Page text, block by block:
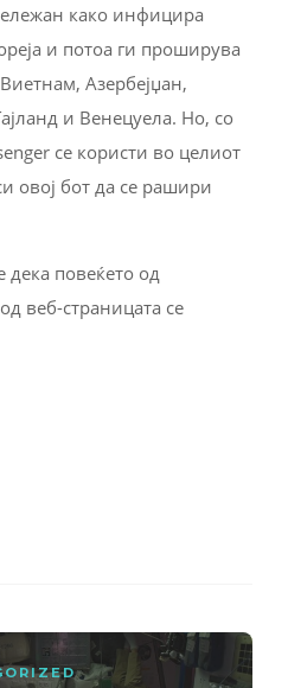
како инфицира
и потоа ги проширува
Азербејџан,
и Венецуела. Но, со
се користи во целиот
овој бот да се рашири
дека повеќето од
веб-страницата се